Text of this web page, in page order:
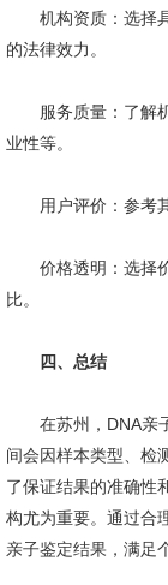
机构资质：选择具
的法律效力。
服务质量：了解机
业性等。
用户评价：参考其
价格透明：选择价
比。
四、总结
在苏州，DNA亲子
间会因样本类型、检
了保证结果的准确性
构尤为重要。通过合
亲子鉴定结果，满足